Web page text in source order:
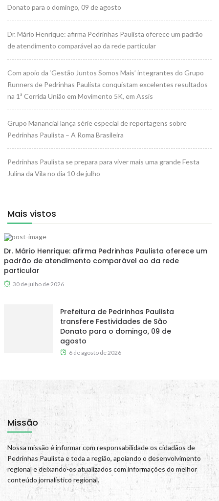
Donato para o domingo, 09 de agosto
Dr. Mário Henrique: afirma Pedrinhas Paulista oferece um padrão
de atendimento comparável ao da rede particular
Com apoio da ‘Gestão Juntos Somos Mais’ integrantes do Grupo
Runners de Pedrinhas Paulista conquistam excelentes resultados
na 1ª Corrida União em Movimento 5K, em Assis
Grupo Manancial lança série especial de reportagens sobre
Pedrinhas Paulista – A Roma Brasileira
Pedrinhas Paulista se prepara para viver mais uma grande Festa
Julina da Vila no dia 10 de julho
Mais vistos
Dr. Mário Henrique: afirma Pedrinhas Paulista oferece um
padrão de atendimento comparável ao da rede
particular
30 de julho de 2026
Prefeitura de Pedrinhas Paulista
transfere Festividades de São
Donato para o domingo, 09 de
agosto
6 de agosto de 2026
Missão
Nossa missão é informar com responsabilidade os cidadãos de
Pedrinhas Paulista e toda a região, apoiando o desenvolvimento
regional e deixando-os atualizados com informações do melhor
conteúdo jornalístico regional.